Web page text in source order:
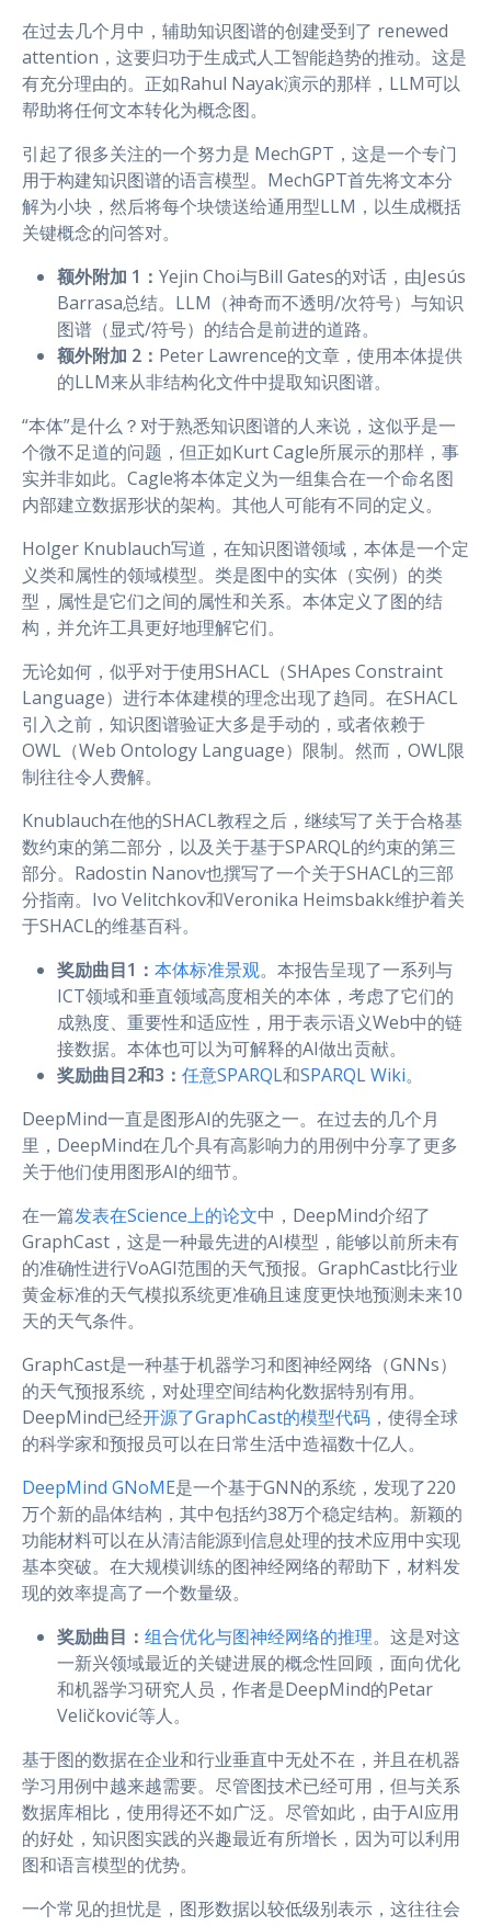
在过去几个月中，辅助知识图谱的创建受到了 renewed
attention，这要归功于生成式人工智能趋势的推动。这是
有充分理由的。正如Rahul Nayak演示的那样，LLM可以
帮助将任何文本转化为概念图。
引起了很多关注的一个努力是 MechGPT，这是一个专门
用于构建知识图谱的语言模型。MechGPT首先将文本分
解为小块，然后将每个块馈送给通用型LLM，以生成概括
关键概念的问答对。
额外附加 1： Yejin Choi与Bill Gates的对话，由Jesús
Barrasa总结。LLM（神奇而不透明/次符号）与知识
图谱（显式/符号）的结合是前进的道路。
额外附加 2： Peter Lawrence的文章，使用本体提供
的LLM来从非结构化文件中提取知识图谱。
“本体”是什么？对于熟悉知识图谱的人来说，这似乎是一
个微不足道的问题，但正如Kurt Cagle所展示的那样，事
实并非如此。Cagle将本体定义为一组集合在一个命名图
内部建立数据形状的架构。其他人可能有不同的定义。
Holger Knublauch写道，在知识图谱领域，本体是一个定
义类和属性的领域模型。类是图中的实体（实例）的类
型，属性是它们之间的属性和关系。本体定义了图的结
构，并允许工具更好地理解它们。
无论如何，似乎对于使用SHACL（SHApes Constraint
Language）进行本体建模的理念出现了趋同。在SHACL
引入之前，知识图谱验证大多是手动的，或者依赖于
OWL（Web Ontology Language）限制。然而，OWL限
制往往令人费解。
Knublauch在他的SHACL教程之后，继续写了关于合格基
数约束的第二部分，以及关于基于SPARQL的约束的第三
部分。Radostin Nanov也撰写了一个关于SHACL的三部
分指南。Ivo Velitchkov和Veronika Heimsbakk维护着关
于SHACL的维基百科。
奖励曲目1： 本体标准景观。本报告呈现了一系列与
ICT领域和垂直领域高度相关的本体，考虑了它们的
成熟度、重要性和适应性，用于表示语义Web中的链
接数据。本体也可以为可解释的AI做出贡献。
奖励曲目2和3： 任意SPARQL和SPARQL Wiki。
DeepMind一直是图形AI的先驱之一。在过去的几个月
里，DeepMind在几个具有高影响力的用例中分享了更多
关于他们使用图形AI的细节。
在一篇发表在Science上的论文中，DeepMind介绍了
GraphCast，这是一种最先进的AI模型，能够以前所未有
的准确性进行VoAGI范围的天气预报。GraphCast比行业
黄金标准的天气模拟系统更准确且速度更快地预测未来10
天的天气条件。
GraphCast是一种基于机器学习和图神经网络（GNNs）
的天气预报系统，对处理空间结构化数据特别有用。
DeepMind已经开源了GraphCast的模型代码 ，使得全球
的科学家和预报员可以在日常生活中造福数十亿人。
DeepMind GNoME是一个基于GNN的系统，发现了220
万个新的晶体结构，其中包括约38万个稳定结构。新颖的
功能材料可以在从清洁能源到信息处理的技术应用中实现
基本突破。在大规模训练的图神经网络的帮助下，材料发
现的效率提高了一个数量级。
奖励曲目： 组合优化与图神经网络的推理。这是对这
一新兴领域最近的关键进展的概念性回顾，面向优化
和机器学习研究人员，作者是DeepMind的Petar
Veličković等人。
基于图的数据在企业和行业垂直中无处不在，并且在机器
学习用例中越来越需要。尽管图技术已经可用，但与关系
数据库相比，使用得还不如广泛。尽管如此，由于AI应用
的好处，知识图实践的兴趣最近有所增长，因为可以利用
图和语言模型的优势。
一个常见的担忧是，图形数据以较低级别表示，这往往会